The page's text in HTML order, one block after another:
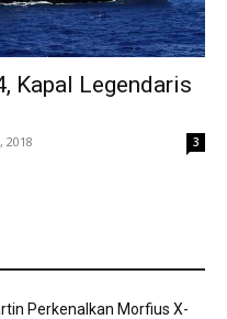
Kapal Legendaris
2018 3
Perkenalkan Morfius X-